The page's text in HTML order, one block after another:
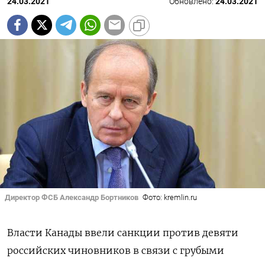
Директор ФСБ Александр Бортников Фото: kremlin.ru
Власти Канады ввели санкции против девяти
российских чиновников в связи с грубыми